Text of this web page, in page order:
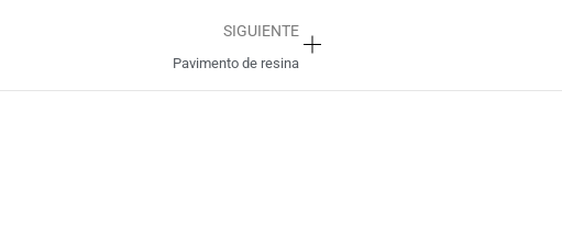
SIGUIENTE
Pavimento de resina
Siguiente